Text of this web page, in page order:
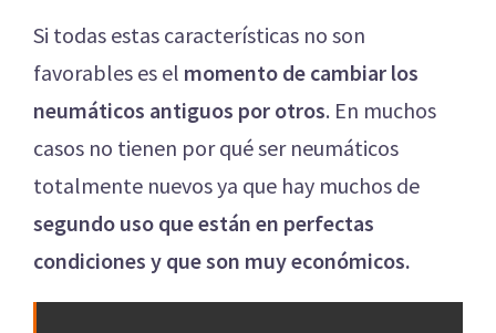
Si todas estas características no son
favorables es el momento de cambiar los
neumáticos antiguos por otros. En muchos
casos no tienen por qué ser neumáticos
totalmente nuevos ya que hay muchos de
segundo uso que están en perfectas
condiciones y que son muy económicos.